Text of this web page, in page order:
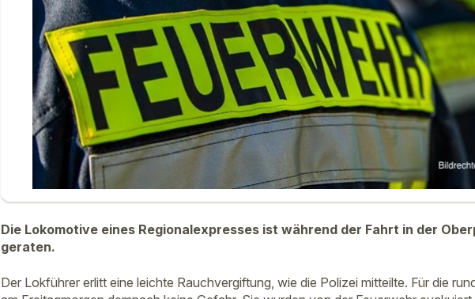
Die Lokomotive eines Regionalexpresses ist während der Fahrt in der
geraten.
Der Lokführer erlitt eine leichte Rauchvergiftung, wie die Polizei mitteilte. Für die